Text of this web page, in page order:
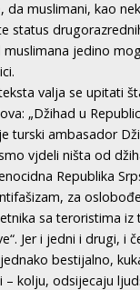
da muslimani, kao
status
jedino
valja se upitati
„Džihad u
turski ambasador
vjdeli ništa od
Republika
za
sa teroristima iz
Jer i jedni i drugi, i
bestijalno,
– kolju, odsijecaju